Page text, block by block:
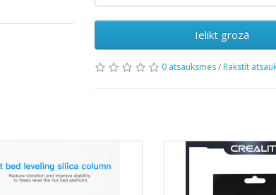
Ielikt grozā
0 atsauksmes/ Rakstīt